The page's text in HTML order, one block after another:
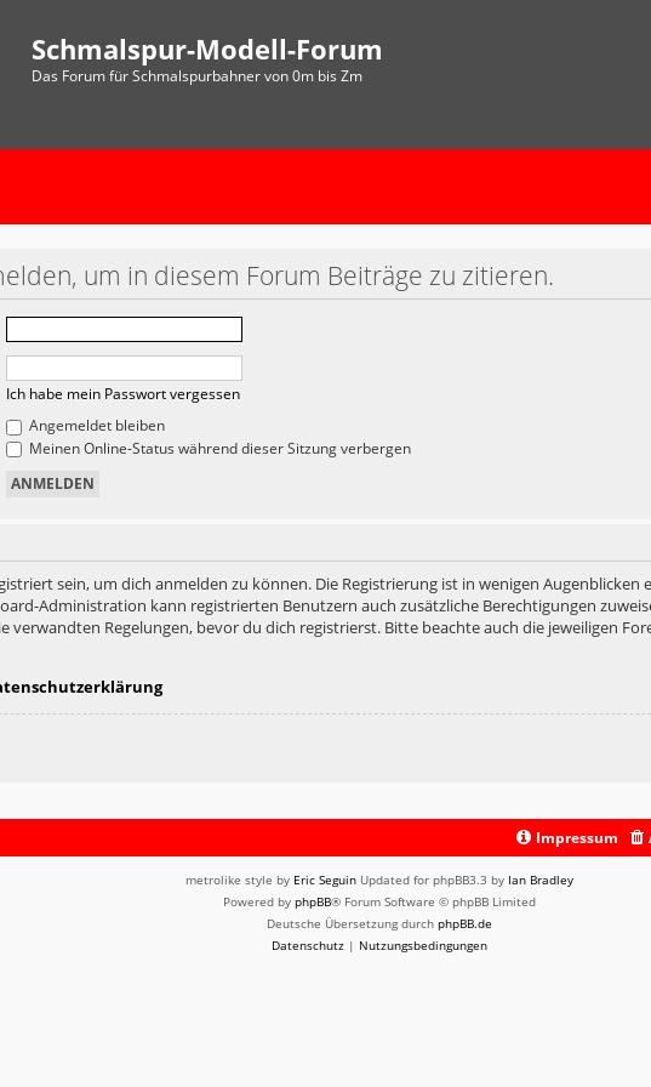
Schmalspur-Modell-Forum
Das Forum für Schmalspurbahner von 0m bis Zm
um in diesem Forum Beiträge zu zitieren.
Ich habe mein Passwort vergessen
Angemeldet bleiben
Meinen Online-Status während dieser Sitzung verbergen
sein, um dich anmelden zu können. Die Registrierung ist in wenigen
Administration kann registrierten Benutzern auch zusätzliche Berechtigungen
verwandten Regelungen, bevor du dich registrierst. Bitte beachte auch die jeweiligen
Impressum
metrolike style by Eric Seguin Updated for phpBB3.3 by Ian Bradley
Powered by phpBB® Forum Software © phpBB Limited
Deutsche Übersetzung durch phpBB.de
Datenschutz | Nutzungsbedingungen